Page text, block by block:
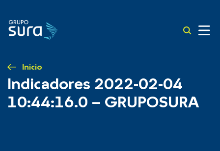
Inicio
Indicadores 2022-02-04
10:44:16.0 – GRUPOSURA